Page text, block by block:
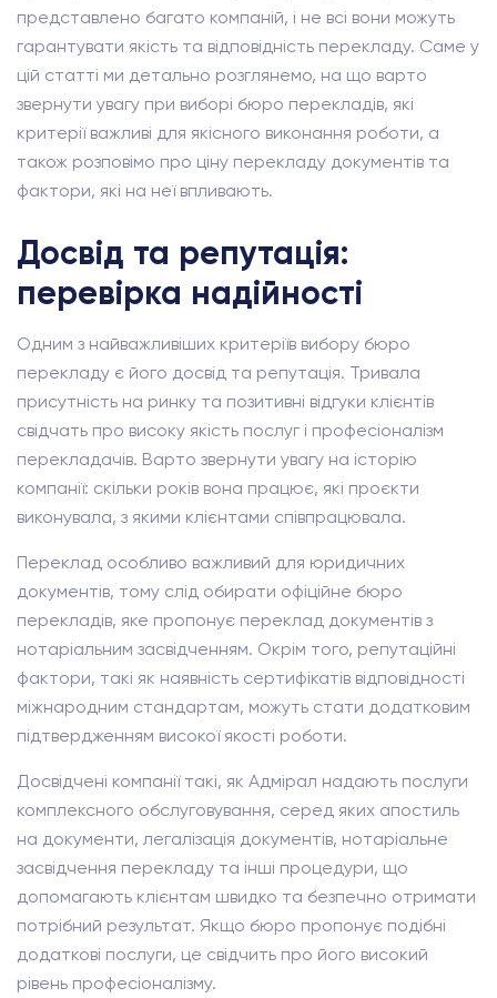
представлено багато компаній, і не всі вони можуть
гарантувати якість та відповідність перекладу. Саме у
цій статті ми детально розглянемо, на що варто
звернути увагу при виборі бюро перекладів, які
критерії важливі для якісного виконання роботи, а
також розповімо про ціну перекладу документів та
фактори, які на неї впливають.
Досвід та репутація:
перевірка надійності
Одним з найважливіших критеріїв вибору бюро
перекладу є його досвід та репутація. Тривала
присутність на ринку та позитивні відгуки клієнтів
свідчать про високу якість послуг і професіоналізм
перекладачів. Варто звернути увагу на історію
компанії: скільки років вона працює, які проєкти
виконувала, з якими клієнтами співпрацювала.
Переклад особливо важливий для юридичних
документів, тому слід обирати офіційне бюро
перекладів, яке пропонує переклад документів з
нотаріальним засвідченням. Окрім того, репутаційні
фактори, такі як наявність сертифікатів відповідності
міжнародним стандартам, можуть стати додатковим
підтвердженням високої якості роботи.
Досвідчені компанії такі, як Адмірал надають послуги
комплексного обслуговування, серед яких апостиль
на документи, легалізація документів, нотаріальне
засвідчення перекладу та інші процедури, що
допомагають клієнтам швидко та безпечно отримати
потрібний результат. Якщо бюро пропонує подібні
додаткові послуги, це свідчить про його високий
рівень професіоналізму.